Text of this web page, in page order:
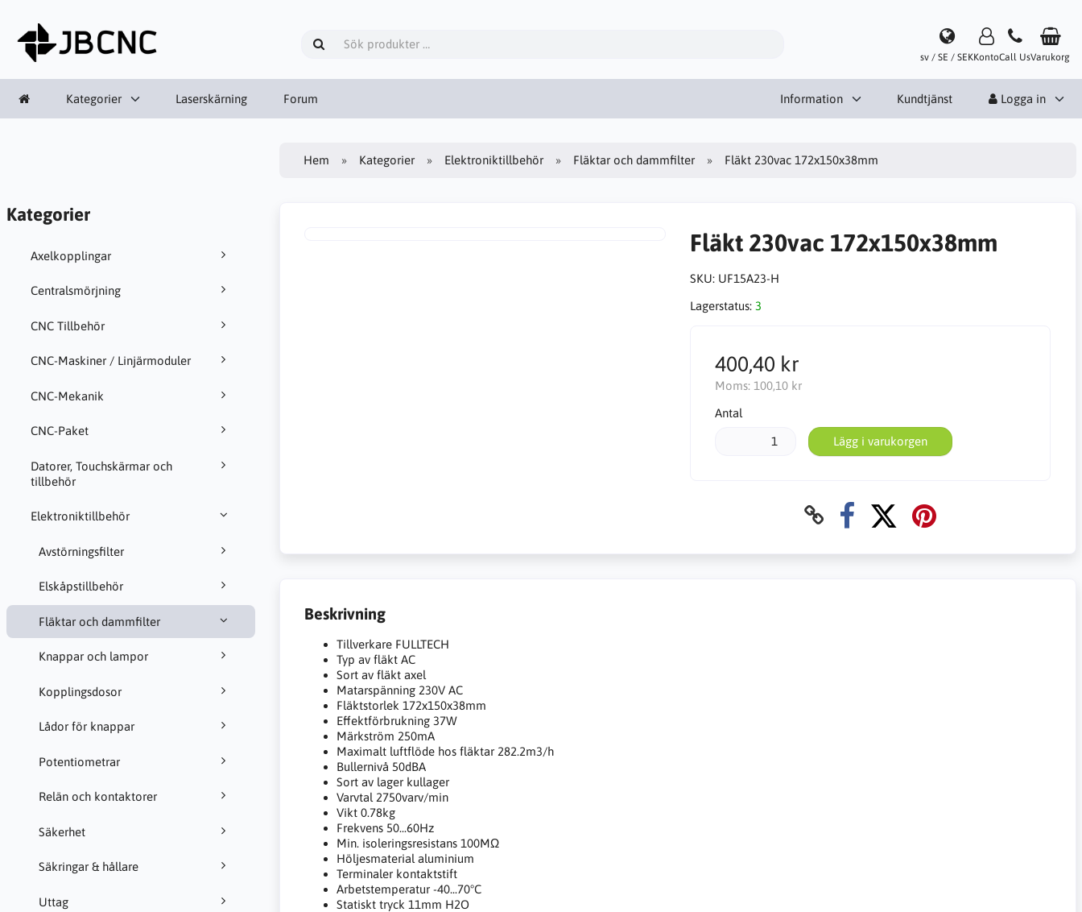
sv / SE / SEKKontoCall UsVarukorg
Kategorier Laserskärning Forum Information Kundtjänst Logga in
Kategorier
Axelkopplingar
Centralsmörjning
CNC Tillbehör
CNC-Maskiner / Linjärmoduler
CNC-Mekanik
CNC-Paket
Datorer, Touchskärmar och
tillbehör
Elektroniktillbehör
Avstörningsfilter
Elskåpstillbehör
Fläktar och dammfilter
Knappar och lampor
Kopplingsdosor
Lådor för knappar
Potentiometrar
Relän och kontaktorer
Säkerhet
Säkringar & hållare
Uttag
Hem Kategorier Elektroniktillbehör Fläktar och dammfilter Fläkt 230vac 172x150x38mm
Fläkt 230vac 172x150x38mm
SKU: UF15A23-H
Lagerstatus: 3
400,40 kr
Moms: 100,10 kr
Antal
Lägg i varukorgen
Beskrivning
Tillverkare FULLTECH
Typ av fläkt AC
Sort av fläkt axel
Matarspänning 230V AC
Fläktstorlek 172x150x38mm
Effektförbrukning 37W
Märkström 250mA
Maximalt luftflöde hos fläktar 282.2m3/h
Bullernivå 50dBA
Sort av lager kullager
Varvtal 2750varv/min
Vikt 0.78kg
Frekvens 50...60Hz
Min. isoleringsresistans 100MΩ
Höljesmaterial aluminium
Terminaler kontaktstift
Arbetstemperatur -40...70°C
Statiskt tryck 11mm H2O